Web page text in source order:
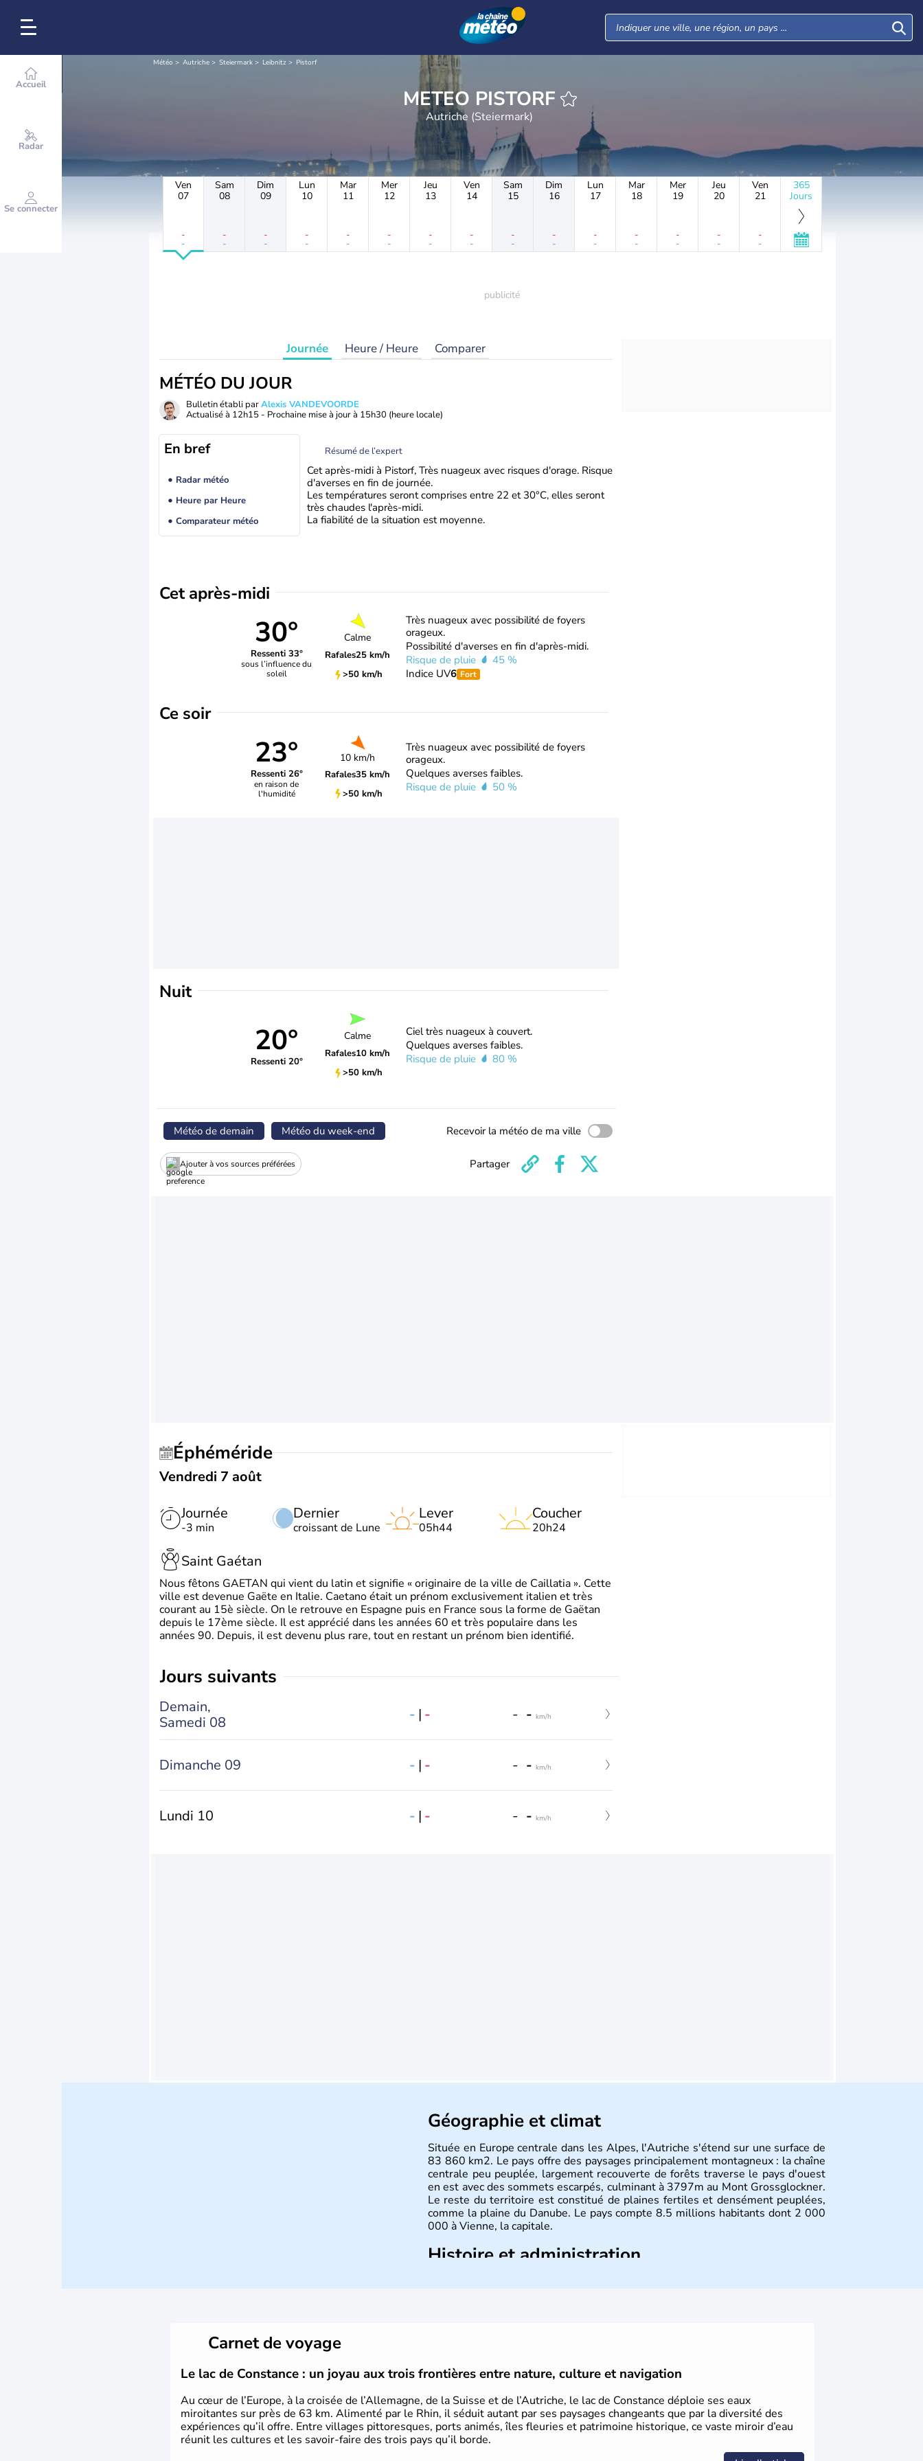
Accueil
Radar
Se connecter
Météo Autriche Steiermark Leibnitz Pistorf
METEO PISTORF
Autriche (Steiermark)
Ven
07
-
-
Sam
08
-
-
Dim
09
-
-
Lun
10
-
-
Mar
11
-
-
Mer
12
-
-
Jeu
13
-
-
Ven
14
-
-
Sam
15
-
-
Dim
16
-
-
Lun
17
-
-
Mar
18
-
-
Mer
19
-
-
Jeu
20
-
-
Ven
21
-
-
365
Jours
Journée Heure / Heure Comparer
MÉTÉO DU JOUR
Bulletin établi parAlexis VANDEVOORDE
Actualisé à 12h15 - Prochaine mise à jour à 15h30 (heure locale)
En bref
Radar météo
Heure par Heure
Comparateur météo
Résumé de l’expert
Cet après-midi à Pistorf, Très nuageux avec risques d'orage. Risque
d'averses en fin de journée.
Les températures seront comprises entre 22 et 30°C, elles seront
très chaudes l'après-midi.
La fiabilité de la situation est moyenne.
Cet après-midi
30°
Ressenti 33°
sous l’influence du
soleil
Calme
Rafales25 km/h
>50 km/h
Très nuageux avec possibilité de foyers
orageux.
Possibilité d'averses en fin d'après-midi.
Risque de pluie
45 %
Indice UV6 Fort
Ce soir
23°
Ressenti 26°
en raison de
l'humidité
10 km/h
Rafales35 km/h
>50 km/h
Très nuageux avec possibilité de foyers
orageux.
Quelques averses faibles.
Risque de pluie
50 %
Nuit
20°
Ressenti 20°
Calme
Rafales10 km/h
>50 km/h
Ciel très nuageux à couvert.
Quelques averses faibles.
Risque de pluie
80 %
Météo de demain Météo du week-end Recevoir la météo de ma ville
Ajouter à vos sources préférées Partager
Éphéméride
Vendredi 7 août
Journée
-3 min
Dernier
croissant de Lune
Lever
05h44
Coucher
20h24
Saint Gaétan
Nous fêtons GAETAN qui vient du latin et signifie « originaire de la ville de Caillatia ». Cette
ville est devenue Gaëte en Italie. Caetano était un prénom exclusivement italien et très
courant au 15è siècle. On le retrouve en Espagne puis en France sous la forme de Gaëtan
depuis le 17ème siècle. Il est apprécié dans les années 60 et très populaire dans les
années 90. Depuis, il est devenu plus rare, tout en restant un prénom bien identifié.
jours suivants
Demain,
Samedi 08
- | - - - km/h
Dimanche 09 - | - - - km/h
Lundi 10 - | - - - km/h
Géographie et climat
Située en Europe centrale dans les Alpes, l'Autriche s'étend sur une surface de
83 860 km2. Le pays offre des paysages principalement montagneux : la chaîne
centrale peu peuplée, largement recouverte de forêts traverse le pays d'ouest
en est avec des sommets escarpés, culminant à 3797m au Mont Grossglockner.
Le reste du territoire est constitué de plaines fertiles et densément peuplées,
comme la plaine du Danube. Le pays compte 8.5 millions habitants dont 2 000
000 à Vienne, la capitale.
Histoire et administration
Carnet de voyage
Le lac de Constance : un joyau aux trois frontières entre nature, culture et navigation
Au cœur de l’Europe, à la croisée de l’Allemagne, de la Suisse et de l’Autriche, le lac de Constance déploie ses eaux
miroitantes sur près de 63 km. Alimenté par le Rhin, il séduit autant par ses paysages changeants que par la diversité des
expériences qu’il offre. Entre villages pittoresques, ports animés, îles fleuries et patrimoine historique, ce vaste miroir d’eau
réunit les cultures et les savoir-faire des trois pays qu’il borde.